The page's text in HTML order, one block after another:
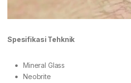
Spesifikasi Tehknik
Mineral Glass
Neobrite